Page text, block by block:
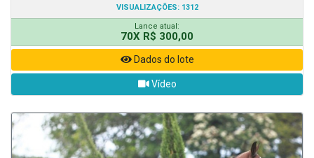
VISUALIZAÇÕES: 1312
Lance atual:
70X R$ 300,00
Dados do lote
Vídeo